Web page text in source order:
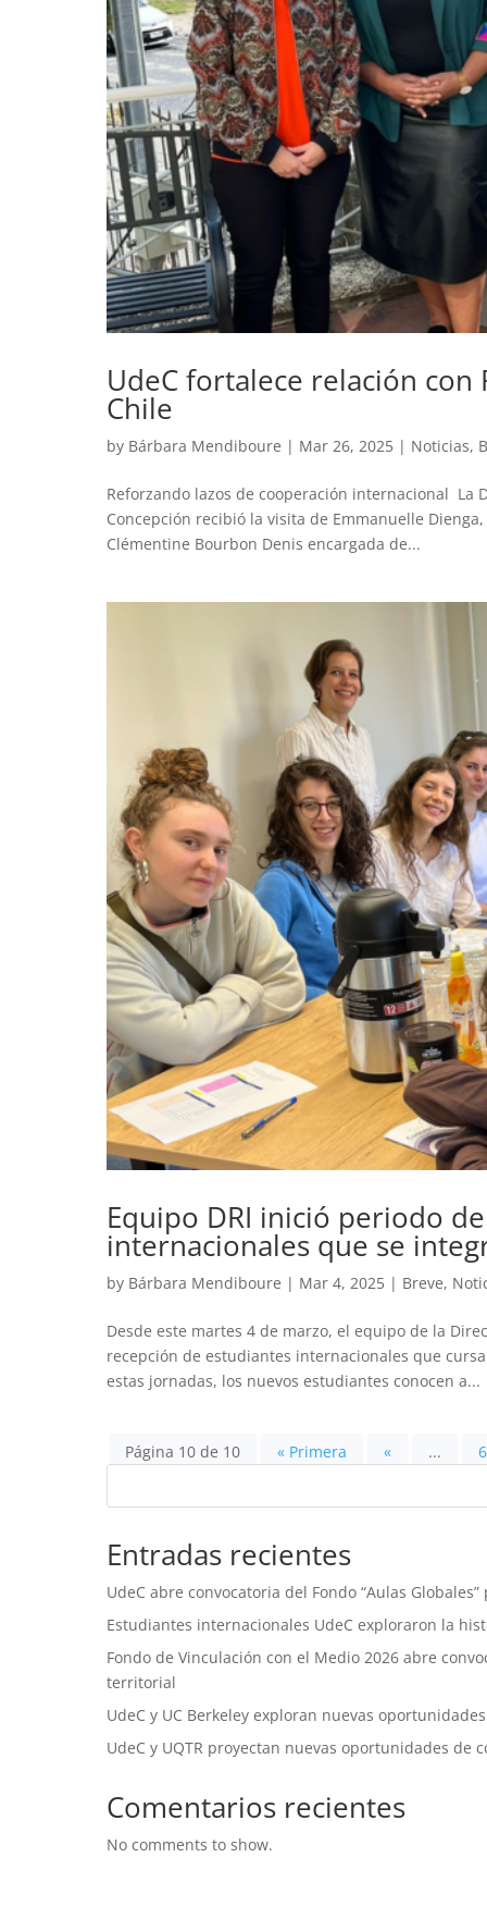
UdeC fortalece relación con
Chile
by Bárbara Mendiboure | Mar 26, 2025 | Noticias,
Reforzando lazos de cooperación internacional La
Concepción recibió la visita de Emmanuelle
Clémentine Bourbon Denis encargada de...
Equipo DRI inició periodo
internacionales que se
by Bárbara Mendiboure | Mar 4, 2025 | Breve,
Desde este martes 4 de marzo, el equipo de la
recepción de estudiantes internacionales que
estas jornadas, los nuevos estudiantes conocen a...
Página 10 de 10 « Primera « ... 6
Entradas recientes
UdeC abre convocatoria del Fondo “Aulas
Estudiantes internacionales UdeC exploraron la
Fondo de Vinculación con el Medio 2026 abre
territorial
UdeC y UC Berkeley exploran nuevas
UdeC y UQTR proyectan nuevas oportunidades de
Comentarios recientes
No comments to show.